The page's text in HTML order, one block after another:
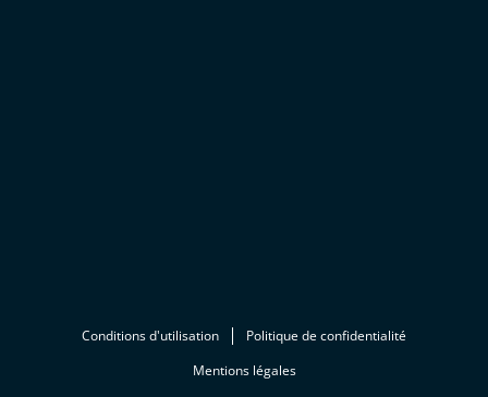
Conditions d'utilisation
Politique de confidentialité
Mentions légales